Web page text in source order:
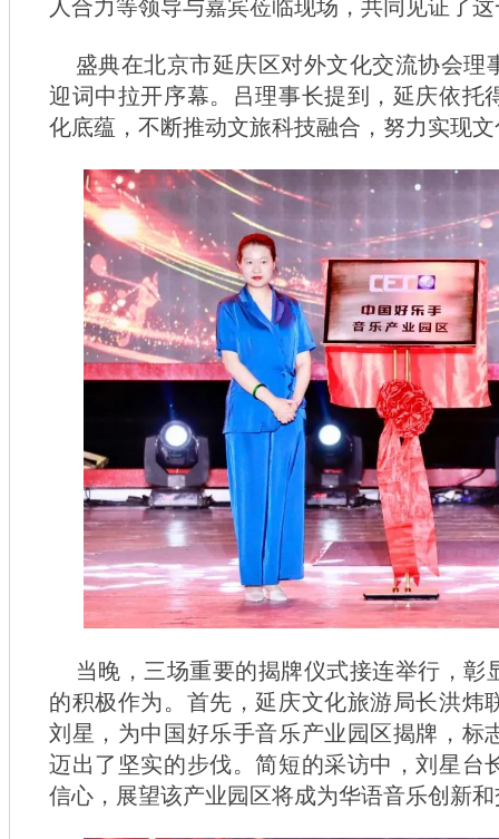
人合力等领导与嘉宾莅临现场，共同见证了
盛典在北京市延庆区对外文化交流协会理
迎词中拉开序幕。吕理事长提到，延庆依托
化底蕴，不断推动文旅科技融合，努力实现
当晚，三场重要的揭牌仪式接连举行，彰
的积极作为。首先，延庆文化旅游局长洪炜
刘星，为中国好乐手音乐产业园区揭牌，标
迈出了坚实的步伐。简短的采访中，刘星台
信心，展望该产业园区将成为华语音乐创新